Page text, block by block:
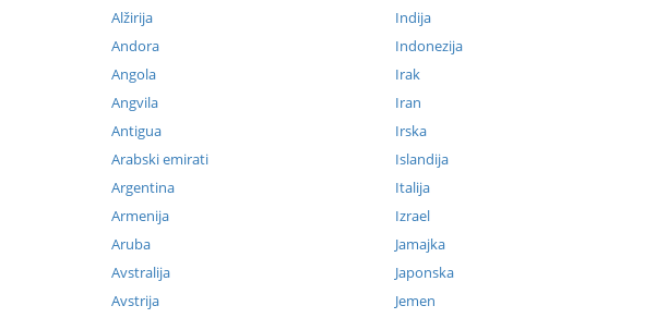
Alžirija
Andora
Angola
Angvila
Antigua
Arabski emirati
Argentina
Armenija
Aruba
Avstralija
Avstrija
Indija
Indonezija
Irak
Iran
Irska
Islandija
Italija
Izrael
Jamajka
Japonska
Jemen